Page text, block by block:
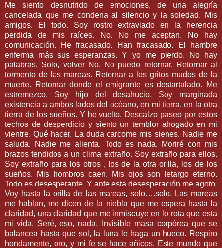
Me siento desnutrido de emociones, de una alegría
cancelada que me condena al silencio y la soledad. Mis
amigos. El todo. Soy rostro extraviado en la herencia
perdida de mis raíces. No. No me aceptan. No hay
comunicación. He fracasado. Han fracasado. El hambre
enferma más sus esperanzas. Y yo me pierdo. No hay
palabras. Solo, volver No. No puedo retornar. Retornar al
tormento de las mareas. Retornar a los gritos mudos de la
muerte. Retornar donde el emigrante es destartalado. Me
estremezco. Soy hijo del desahucio. Soy marginada
existencia a ambos lados del océano, en mi tierra, en la otra
tierra de los sueños. Y he vuelto. Descalzo paseo por estos
techos de desperdicio y siento un temblor ahogado en mi
vientre. Qué hacer. La duda carcome mis sienes. Nadie me
saluda. Nadie me alienta. Todo es nada. Moriré con mis
brazos tendidos a un clima extraño. Soy extraño para ellos.
Soy extraño para los otros , los de la otra orilla, los de los
sueños. Mis hombros caen. Mis ojos son letargo eterno.
Todo es desesperante. Y ante esta desesperación me agoto.
Voy hasta la orilla de las mareas, solo….solo. Las mareas
me hablan, me dicen de la niebla que me espera hasta la
claridad, una claridad que me inmiscuye en lo rota que esta
mi vida. Seré, eso, nada. Invisible masa corpórea que se
balancea hasta que sol, la luna le haga un hueco. Respiro
hondamente, oro, y mi fe se hace añicos. Este mundo que